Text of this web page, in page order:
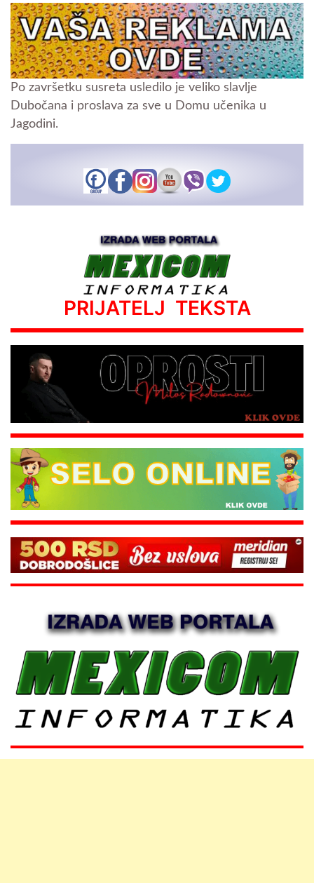
Po završetku susreta usledilo je veliko slavlje
Dubočana i proslava za sve u Domu učenika u
Jagodini.
PRIJATELJ TEKSTA